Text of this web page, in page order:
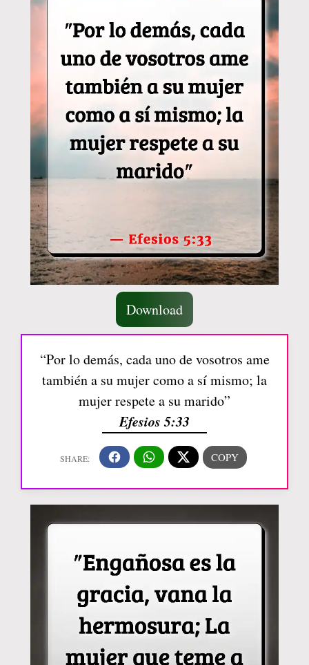
Download
“Por lo demás, cada uno de vosotros ame
también a su mujer como a sí mismo; la
mujer respete a su marido”
Efesios 5:33